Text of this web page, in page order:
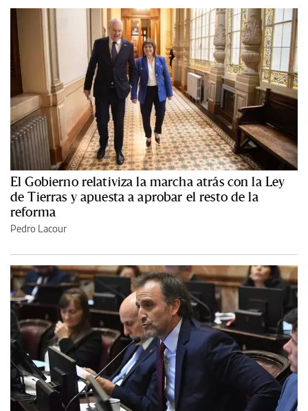
El Gobierno relativiza la marcha atrás con la Ley
de Tierras y apuesta a aprobar el resto de la
reforma
Pedro Lacour